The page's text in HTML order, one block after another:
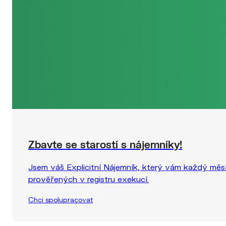
Zbavte se starostí s nájemníky!
Jsem váš Explicitní Nájemník, který vám každý
prověřených v registru exekucí.
Chci spolupracovat